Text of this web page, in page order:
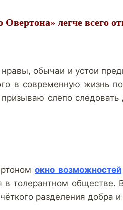
легче всего
обычаи и устои
в современную жизнь
слепо
окно возможностей
в толерантном обществе.
разделения добра и